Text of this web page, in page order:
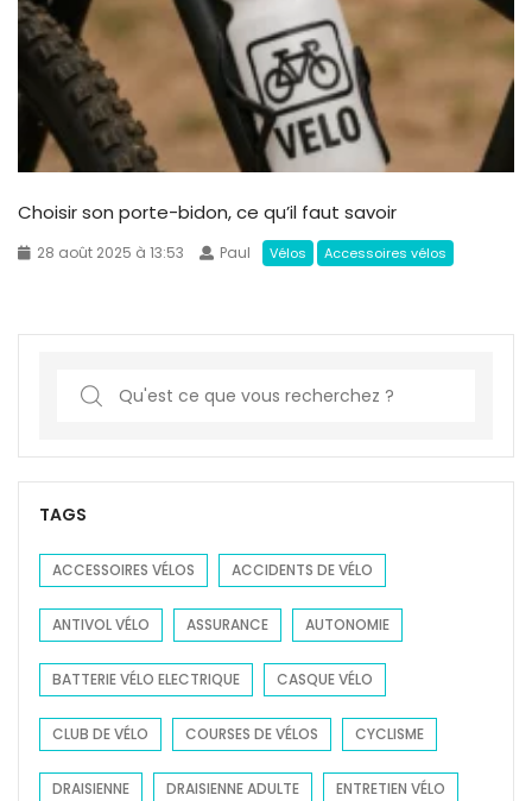
Choisir son porte-bidon, ce qu’il faut savoir
28 août 2025 à 13:53 Paul Vélos Accessoires vélos
r
c
f
r
:
TAGS
ACCESSOIRES VÉLOS ACCIDENTS DE VÉLO
ANTIVOL VÉLO ASSURANCE AUTONOMIE
BATTERIE VÉLO ELECTRIQUE CASQUE VÉLO
CLUB DE VÉLO COURSES DE VÉLOS CYCLISME
DRAISIENNE DRAISIENNE ADULTE ENTRETIEN VÉLO